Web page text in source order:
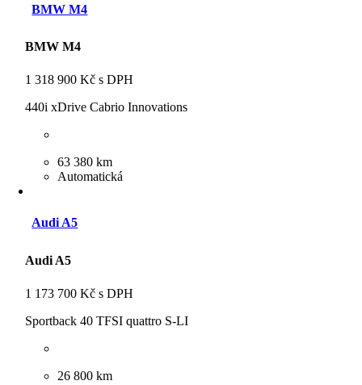
BMW M4
BMW M4
1 318 900 Kč s DPH
440i xDrive Cabrio Innovations
63 380 km
Automatická
Audi A5
Audi A5
1 173 700 Kč s DPH
Sportback 40 TFSI quattro S-LI
26 800 km